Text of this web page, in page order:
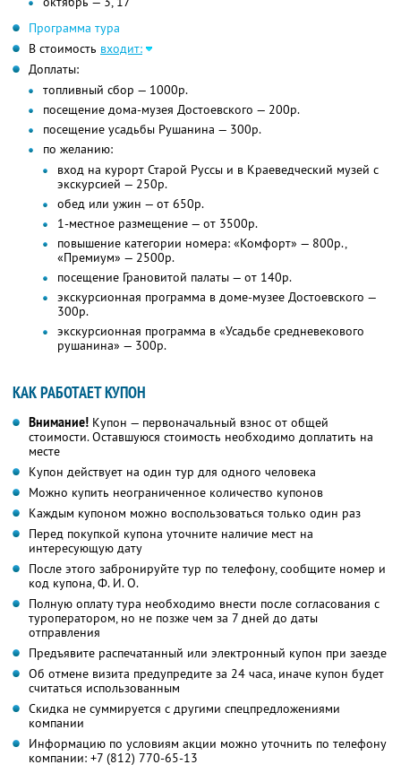
Программа тура
В стоимость входит:
Доплаты:
топливный сбор — 1000р.
посещение дома-музея Достоевского — 200р.
посещение усадьбы Рушанина — 300р.
по желанию:
вход на курорт Старой Руссы и в Краеведческий музей с
экскурсией — 250р.
обед или ужин — от 650р.
1-местное размещение — от 3500р.
повышение категории номера: «Комфорт» — 800р.,
«Премиум» — 2500р.
посещение Грановитой палаты — от 140р.
экскурсионная программа в доме-музее Достоевского —
300р.
экскурсионная программа в «Усадьбе средневекового
рушанина» — 300р.
КАК РАБОТАЕТ КУПОН
Внимание! Купон — первоначальный взнос от общей
стоимости. Оставшуюся стоимость необходимо доплатить на
месте
Купон действует на один тур для одного человека
Можно купить неограниченное количество купонов
Каждым купоном можно воспользоваться только один раз
Перед покупкой купона уточните наличие мест на
интересующую дату
После этого забронируйте тур по телефону, сообщите номер и
код купона,Ф. И. О.
Полную оплату тура необходимо внести после согласования с
туроператором, но не позже чем за 7 дней до даты
отправления
Предъявите распечатанный или электронный купон при заезде
Об отмене визита предупредите за 24 часа, иначе купон будет
считаться использованным
Скидка не суммируется с другими спецпредложениями
компании
Информацию по условиям акции можно уточнить по телефону
компании: +7 (812) 770-65-13